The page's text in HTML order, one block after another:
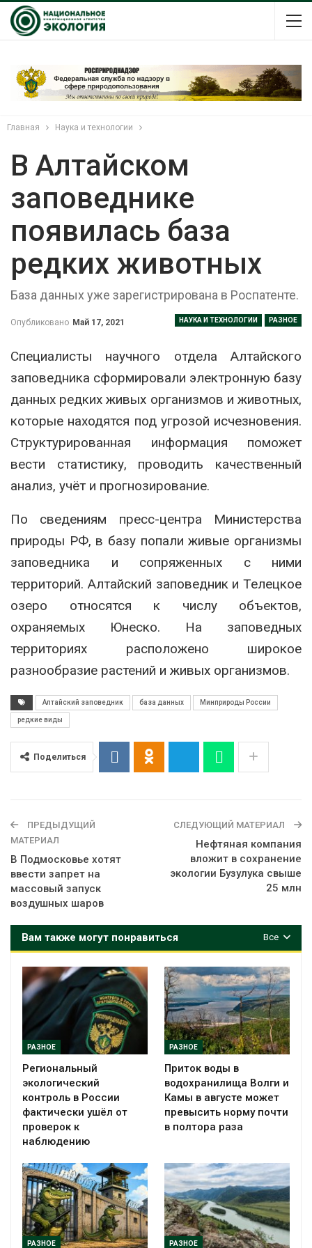
Главная Наука и технологии
В Алтайском
заповеднике
появилась база
редких животных
База данных уже зарегистрирована в Роспатенте.
НАУКА И ТЕХНОЛОГИИ РАЗНОЕ
Опубликовано Май 17, 2021
Специалисты научного отдела Алтайского
заповедника сформировали электронную базу
данных редких живых организмов и животных,
которые находятся под угрозой исчезновения.
Структурированная информация поможет
вести статистику, проводить качественный
анализ, учёт и прогнозирование.
По сведениям пресс-центра Министерства
природы РФ, в базу попали живые организмы
заповедника и сопряженных с ними
территорий. Алтайский заповедник и Телецкое
озеро относятся к числу объектов,
охраняемых Юнеско. На заповедных
территориях расположено широкое
разнообразие растений и живых организмов.
Алтайский заповедник база данных Минприроды России
редкие виды
Поделиться
ПРЕДЫДУЩИЙ
МАТЕРИАЛ
В Подмосковье хотят
ввести запрет на
массовый запуск
воздушных шаров
СЛЕДУЮЩИЙ МАТЕРИАЛ
Нефтяная компания
вложит в сохранение
экологии Бузулука свыше
25 млн
Все
Вам также могут понравиться
РАЗНОЕ
Региональный
экологический
контроль в России
фактически ушёл от
проверок к
наблюдению
РАЗНОЕ
Приток воды в
водохранилища Волги и
Камы в августе может
превысить норму почти
в полтора раза
РАЗНОЕ РАЗНОЕ